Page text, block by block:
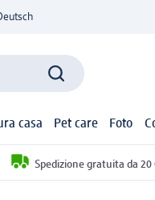
casa Pet care Foto
Spedizione gratuita da 20